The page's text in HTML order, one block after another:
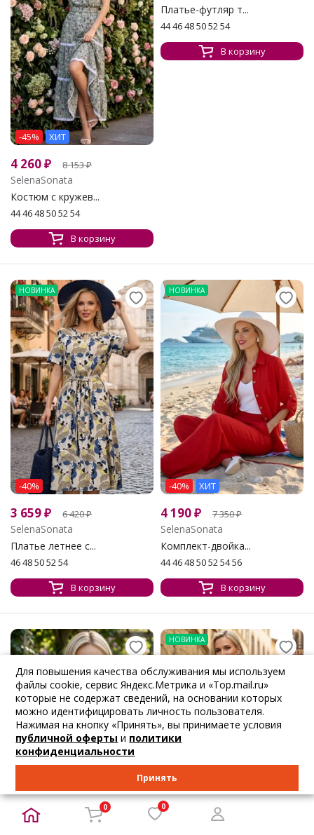
-45% ХИТ
4 260₽ 8 153₽
SelenaSonata
Костюм с кружев...
44 46 48 50 52 54
В корзину
Платье-футляр т...
44 46 48 50 52 54
В корзину
НОВИНКА
-40%
3 659₽ 6 420₽
SelenaSonata
Платье летнее с...
46 48 50 52 54
В корзину
НОВИНКА
-40% ХИТ
4 190₽ 7 350₽
SelenaSonata
Комплект-двойка...
44 46 48 50 52 54 56
В корзину
НОВИНКА
Для повышения качества обслуживания мы используем
файлы cookie, сервис Яндекс.Метрика и «Top.mail.ru»
которые не содержат сведений, на основании которых
можно идентифицировать личность пользователя.
Нажимая на кнопку «Принять», вы принимаете условия
публичной оферты и политики
конфиденциальности
Принять
0 0